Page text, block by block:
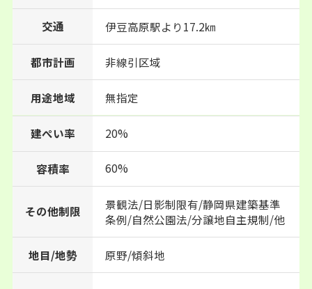
交通 伊豆高原駅より17.2㎞
都市計画 非線引区域
用途地域 無指定
建ぺい率 20%
容積率 60%
その他制限
景観法/日影制限有/静岡県建築基準
条例/自然公園法/分譲地自主規制/他
地目/地勢 原野/傾斜地